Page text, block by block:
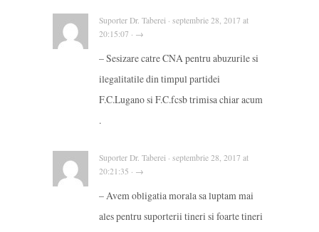
Suporter Dr. Taberei · septembrie 28, 2017 at
20:15:07 · →
– Sesizare catre CNA pentru abuzurile si
ilegalitatile din timpul partidei
F.C.Lugano si F.C.fcsb trimisa chiar acum
.
Suporter Dr. Taberei · septembrie 28, 2017 at
20:21:35 · →
– Avem obligatia morala sa luptam mai
ales pentru suporterii tineri si foarte tineri